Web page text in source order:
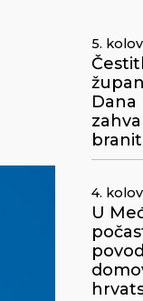
5.
Dana
4.
U